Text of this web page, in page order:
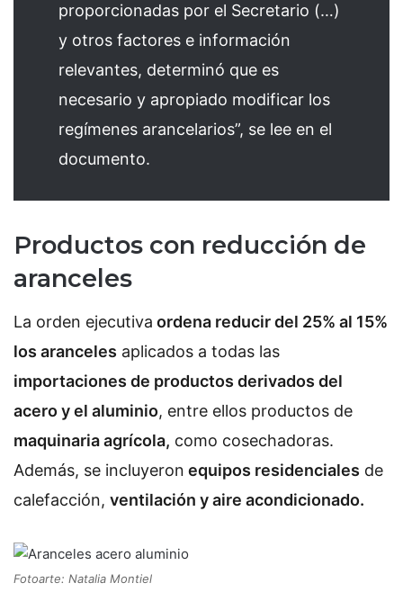
proporcionadas por el Secretario (…)
y otros factores e información
relevantes, determinó que es
necesario y apropiado modificar los
regímenes arancelarios”, se lee en el
documento.
Productos con reducción de
aranceles
La orden ejecutiva ordena reducir del 25% al 15%
los aranceles aplicados a todas las
importaciones de productos derivados del
acero y el aluminio, entre ellos productos de
maquinaria agrícola, como cosechadoras.
Además, se incluyeron equipos residenciales de
calefacción, ventilación y aire acondicionado.
Fotoarte: Natalia Montiel